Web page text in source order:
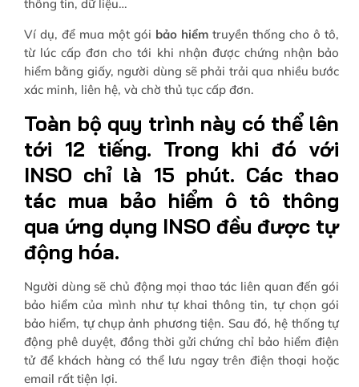
thông tin, dữ liệu…
Ví dụ, để mua một gói bảo hiểm truyền thống cho ô tô,
từ lúc cấp đơn cho tới khi nhận được chứng nhận bảo
hiểm bằng giấy, người dùng sẽ phải trải qua nhiều bước
xác minh, liên hệ, và chờ thủ tục cấp đơn.
Toàn bộ quy trình này có thể lên
tới 12 tiếng. Trong khi đó với
INSO chỉ là 15 phút. Các thao
tác mua bảo hiểm ô tô thông
qua ứng dụng INSO đều được tự
động hóa.
Người dùng sẽ chủ động mọi thao tác liên quan đến gói
bảo hiểm của mình như tự khai thông tin, tự chọn gói
bảo hiểm, tự chụp ảnh phương tiện. Sau đó, hệ thống tự
động phê duyệt, đồng thời gửi chứng chỉ bảo hiểm điện
tử để khách hàng có thể lưu ngay trên điện thoại hoặc
email rất tiện lợi.